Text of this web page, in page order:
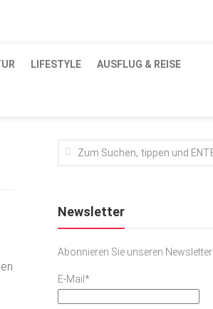
LIFESTYLE AUSFLUG & REISE
Newsletter
Abonnieren Sie unseren Newsletter
E-Mail*